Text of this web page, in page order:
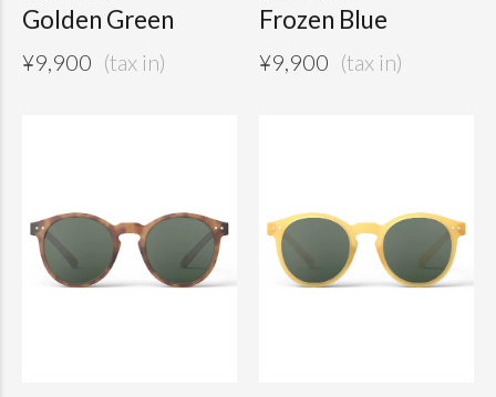
Golden Green
¥9,900
Frozen Blue
¥9,900